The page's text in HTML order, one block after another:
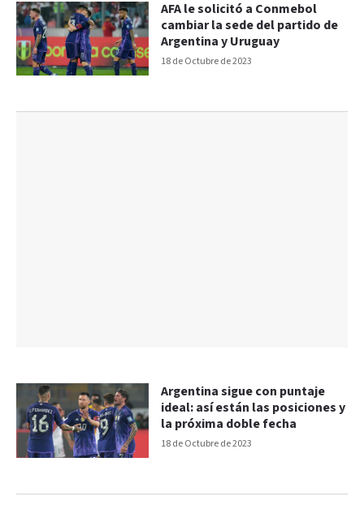
18 de Octubre de 2023
AFA le solicitó a Conmebol
cambiar la sede del partido de
Argentina y Uruguay
18 de Octubre de 2023
Argentina sigue con puntaje
ideal: así están las posiciones y
la próxima doble fecha